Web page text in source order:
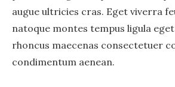
augue ultricies cras. Eget viverra
natoque montes tempus ligula
rhoncus maecenas consectetuer
condimentum aenean.